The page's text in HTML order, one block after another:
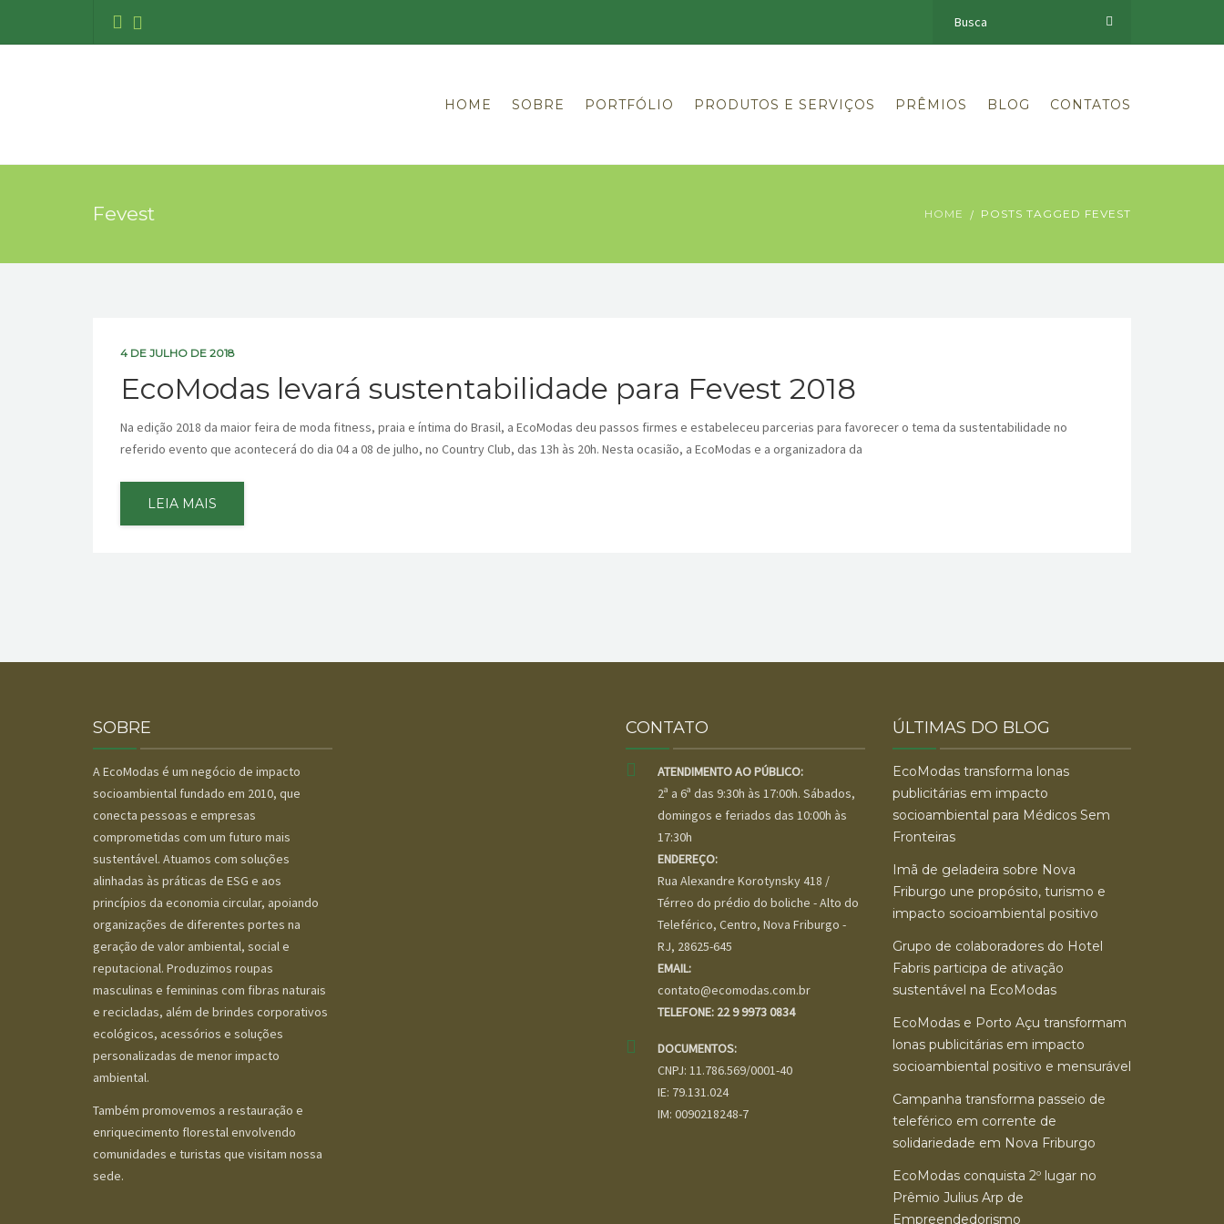
HOME SOBRE PORTFÓLIO PRODUTOS E SERVIÇOS PRÊMIOS BLOG CONTATOS
Fevest HOME POSTS TAGGED FEVEST
4 DE JULHO DE 2018
EcoModas levará sustentabilidade para Fevest 2018
Na edição 2018 da maior feira de moda fitness, praia e íntima do Brasil, a EcoModas deu passos firmes e estabeleceu parcerias para favorecer o tema da sustentabilidade no
referido evento que acontecerá do dia 04 a 08 de julho, no Country Club, das 13h às 20h. Nesta ocasião, a EcoModas e a organizadora da
LEIA MAIS
SOBRE
A EcoModas é um negócio de impacto
socioambiental fundado em 2010, que
conecta pessoas e empresas
comprometidas com um futuro mais
sustentável. Atuamos com soluções
alinhadas às práticas de ESG e aos
princípios da economia circular, apoiando
organizações de diferentes portes na
geração de valor ambiental, social e
reputacional. Produzimos roupas
masculinas e femininas com fibras naturais
e recicladas, além de brindes corporativos
ecológicos, acessórios e soluções
personalizadas de menor impacto
ambiental.
Também promovemos a restauração e
enriquecimento florestal envolvendo
comunidades e turistas que visitam nossa
sede.
CONTATO
ATENDIMENTO AO PÚBLICO:
2ª a 6ª das 9:30h às 17:00h. Sábados,
domingos e feriados das 10:00h às
17:30h
ENDEREÇO:
Rua Alexandre Korotynsky 418 /
Térreo do prédio do boliche - Alto do
Teleférico, Centro, Nova Friburgo -
RJ, 28625-645
EMAIL:
contato@ecomodas.com.br
TELEFONE: 22 9 9973 0834
DOCUMENTOS:
CNPJ: 11.786.569/0001-40
IE: 79.131.024
IM: 0090218248-7
ÚLTIMAS DO BLOG
EcoModas transforma lonas
publicitárias em impacto
socioambiental para Médicos Sem
Fronteiras
Imã de geladeira sobre Nova
Friburgo une propósito, turismo e
impacto socioambiental positivo
Grupo de colaboradores do Hotel
Fabris participa de ativação
sustentável na EcoModas
EcoModas e Porto Açu transformam
lonas publicitárias em impacto
socioambiental positivo e mensurável
Campanha transforma passeio de
teleférico em corrente de
solidariedade em Nova Friburgo
EcoModas conquista 2º lugar no
Prêmio Julius Arp de
Empreendedorismo